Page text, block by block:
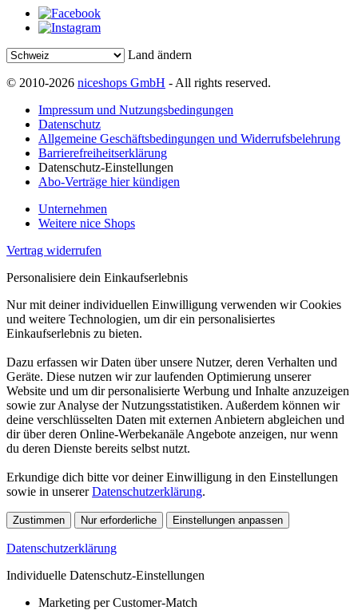
Land ändern
© 2010-2026 niceshops GmbH - All rights reserved.
Impressum und Nutzungsbedingungen
Datenschutz
Allgemeine Geschäftsbedingungen und Widerrufsbelehrung
Barrierefreiheitserklärung
Datenschutz-Einstellungen
Abo-Verträge hier kündigen
Unternehmen
Weitere nice Shops
Vertrag widerrufen
Personalisiere dein Einkaufserlebnis
Nur mit deiner individuellen Einwilligung verwenden wir Cookies
und weitere Technologien, um dir ein personalisiertes
Einkaufserlebnis zu bieten.
Dazu erfassen wir Daten über unsere Nutzer, deren Verhalten und
Geräte. Diese nutzen wir zur laufenden Optimierung unserer
Website und um dir personalisierte Werbung und Inhalte anzuzeigen
sowie zur Analyse der Nutzungsstatistiken. Außerdem können wir
deine verschlüsselten Daten mit externen Anbietern abgleichen und
dir über deren Online-Werbekanäle Angebote anzeigen, nur wenn
du deren Dienste bereits selbst nutzt.
Erkundige dich bitte vor deiner Einwilligung in den Einstellungen
sowie in unsererDatenschutzerklärung.
Zustimmen Nur erforderliche Einstellungen anpassen
Datenschutzerklärung
Individuelle Datenschutz-Einstellungen
Marketing per Customer-Match